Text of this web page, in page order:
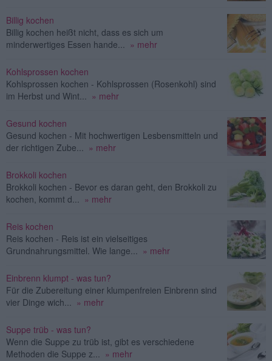
Billig kochen
Billig kochen heißt nicht, dass es sich um
minderwertiges Essen hande... » mehr
Kohlsprossen kochen
Kohlsprossen kochen - Kohlsprossen (Rosenkohl) sind
im Herbst und Wint... » mehr
Gesund kochen
Gesund kochen - Mit hochwertigen Lesbensmitteln und
der richtigen Zube... » mehr
Brokkoli kochen
Brokkoli kochen - Bevor es daran geht, den Brokkoli zu
kochen, kommt d... » mehr
Reis kochen
Reis kochen - Reis ist ein vielseitiges
Grundnahrungsmittel. Wie lange... » mehr
Einbrenn klumpt - was tun?
Für die Zubereitung einer klumpenfreien Einbrenn sind
vier Dinge wich... » mehr
Suppe trüb - was tun?
Wenn die Suppe zu trüb ist, gibt es verschiedene
Methoden die Suppe z... » mehr